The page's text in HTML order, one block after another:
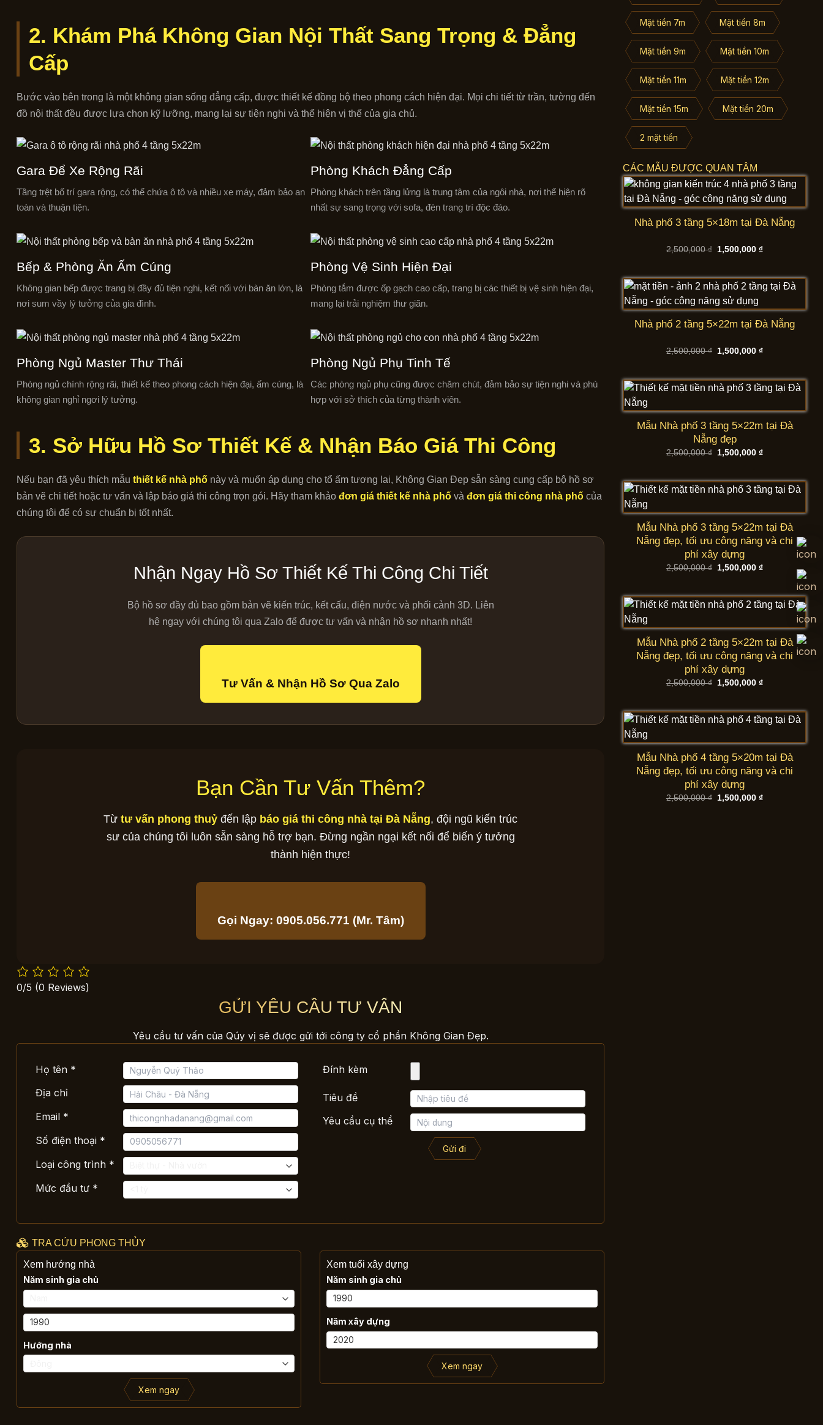
2. Khám Phá Không Gian Nội Thất Sang Trọng & Đẳng
Cấp
Bước vào bên trong là một không gian sống đẳng cấp, được thiết kế đồng bộ theo phong cách hiện đại. Mọi chi tiết từ trần, tường đến
đồ nội thất đều được lựa chọn kỹ lưỡng, mang lại sự tiện nghi và thể hiện vị thế của gia chủ.
Gara Để Xe Rộng Rãi
Tầng trệt bố trí gara rộng, có thể chứa ô tô và nhiều xe máy, đảm bảo an
toàn và thuận tiện.
Phòng Khách Đẳng Cấp
Phòng khách trên tầng lửng là trung tâm của ngôi nhà, nơi thể hiện rõ
nhất sự sang trọng với sofa, đèn trang trí độc đáo.
Bếp & Phòng Ăn Ấm Cúng
Không gian bếp được trang bị đầy đủ tiện nghi, kết nối với bàn ăn lớn, là
nơi sum vầy lý tưởng của gia đình.
Phòng Vệ Sinh Hiện Đại
Phòng tắm được ốp gạch cao cấp, trang bị các thiết bị vệ sinh hiện đại,
mang lại trải nghiệm thư giãn.
Phòng Ngủ Master Thư Thái
Phòng ngủ chính rộng rãi, thiết kế theo phong cách hiện đại, ấm cúng, là
không gian nghỉ ngơi lý tưởng.
Phòng Ngủ Phụ Tinh Tế
Các phòng ngủ phụ cũng được chăm chút, đảm bảo sự tiện nghi và phù
hợp với sở thích của từng thành viên.
3. Sở Hữu Hồ Sơ Thiết Kế & Nhận Báo Giá Thi Công
Nếu bạn đã yêu thích mẫu thiết kế nhà phố này và muốn áp dụng cho tổ ấm tương lai, Không Gian Đẹp sẵn sàng cung cấp bộ hồ sơ
bản vẽ chi tiết hoặc tư vấn và lập báo giá thi công trọn gói. Hãy tham khảo đơn giá thiết kế nhà phố và đơn giá thi công nhà phố của
chúng tôi để có sự chuẩn bị tốt nhất.
Nhận Ngay Hồ Sơ Thiết Kế Thi Công Chi Tiết
Bộ hồ sơ đầy đủ bao gồm bản vẽ kiến trúc, kết cấu, điện nước và phối cảnh 3D. Liên
hệ ngay với chúng tôi qua Zalo để được tư vấn và nhận hồ sơ nhanh nhất!
Tư Vấn & Nhận Hồ Sơ Qua Zalo
Bạn Cần Tư Vấn Thêm?
Từ tư vấn phong thuỷ đến lập báo giá thi công nhà tại Đà Nẵng, đội ngũ kiến trúc
sư của chúng tôi luôn sẵn sàng hỗ trợ bạn. Đừng ngần ngại kết nối để biến ý tưởng
thành hiện thực!
Gọi Ngay: 0905.056.771 (Mr. Tâm)
0/5 (0 Reviews)
GỬI YÊU CẦU TƯ VẤN
Yêu cầu tư vấn của Qúy vị sẽ được gửi tới công ty cổ phần Không Gian Đẹp.
Họ tên *
Địa chỉ
Email *
Số điện thoại *
Loại công trình *
Mức đầu tư *
Đính kèm
Tiêu đề
Yêu cầu cụ thể
Gửi đi
TRA CỨU PHONG THỦY
Xem hướng nhà
Năm sinh gia chủ
Hướng nhà
Xem ngay
Xem tuổi xây dựng
Năm sinh gia chủ
Năm xây dựng
Xem ngay
Mặt tiền 7m Mặt tiền 8m
Mặt tiền 9m Mặt tiền 10m
Mặt tiền 11m Mặt tiền 12m
Mặt tiền 15m Mặt tiền 20m
2 mặt tiền
CÁC MẪU ĐƯỢC QUAN TÂM
Nhà phố 3 tầng 5×18m tại Đà Nẵng
2,500,000₫ Giá
2,500,000 ₫.
1,500,000₫Giá
là:
1,500,000 ₫.
Nhà phố 2 tầng 5×22m tại Đà Nẵng
2,500,000₫ Giá
2,500,000 ₫.
1,500,000₫Giá
là:
1,500,000 ₫.
Mẫu Nhà phố 3 tầng 5×22m tại Đà
Nẵng đẹp
2,500,000₫ Giá
2,500,000 ₫.
1,500,000₫Giá
là:
1,500,000 ₫.
Mẫu Nhà phố 3 tầng 5×22m tại Đà
Nẵng đẹp, tối ưu công năng và chi
phí xây dựng
2,500,000₫ Giá
2,500,000 ₫.
1,500,000₫Giá
là:
1,500,000 ₫.
Mẫu Nhà phố 2 tầng 5×22m tại Đà
Nẵng đẹp, tối ưu công năng và chi
phí xây dựng
2,500,000₫ Giá
2,500,000 ₫.
1,500,000₫Giá
là:
1,500,000 ₫.
Mẫu Nhà phố 4 tầng 5×20m tại Đà
Nẵng đẹp, tối ưu công năng và chi
phí xây dựng
2,500,000₫ Giá
1,500,000₫Giá